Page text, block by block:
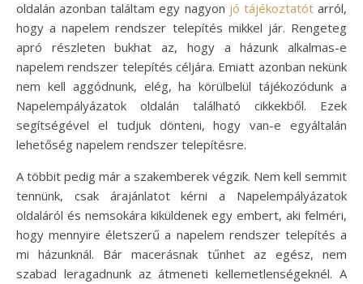
oldalán azonban találtam egy nagyon jó tájékoztatótarról,
hogy a napelem rendszer telepítés mikkel jár. Rengeteg
apró részleten bukhat az, hogy a házunk alkalmas-e
napelem rendszer telepítés céljára. Emiatt azonban nekünk
nem kell aggódnunk, elég, ha körülbelül tájékozódunk a
Napelempályázatok oldalán található cikkekből. Ezek
segítségével el tudjuk dönteni, hogy van-e egyáltalán
lehetőség napelem rendszer telepítésre.
A többit pedig már a szakemberek végzik. Nem kell semmit
tennünk, csak árajánlatot kérni a Napelempályázatok
oldaláról és nemsokára kiküldenek egy embert, aki felméri,
hogy mennyire életszerű a napelem rendszer telepítés a
mi házunknál. Bár macerásnak tűnhet az egész, nem
szabad leragadnunk az átmeneti kellemetlenségeknél. A